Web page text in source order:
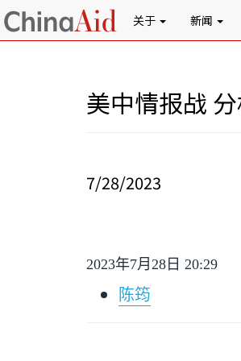
关于 新闻
美中情报战
7/28/2023
2023年7月 28 日 20:29
陈筠